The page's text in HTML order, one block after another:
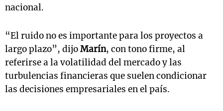
nacional.
“El ruido no es importante para los proyectos a
largo plazo”, dijoMarín, con tono firme, al
referirse a la volatilidad del mercado y las
turbulencias financieras que suelen condicionar
las decisiones empresariales en el país.